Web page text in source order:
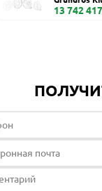
6 S fr74
13 742